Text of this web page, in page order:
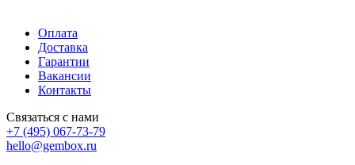
Оплата
Доставка
Гарантии
Вакансии
Контакты
Связаться с нами
+7 (495) 067-73-79
hello@gembox.ru